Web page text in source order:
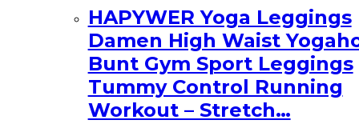
HAPYWER Yoga Leggings
Damen High Waist
Bunt Gym Sport Leggings
Tummy Control Running
Workout – Stretch…